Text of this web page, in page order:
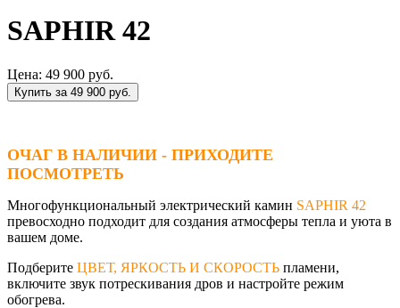
SAPHIR 42
Цена: 49 900 руб.
Купить за 49 900 руб.
ОЧАГ В НАЛИЧИИ - ПРИХОДИТЕ
ПОСМОТРЕТЬ
Многофункциональный электрический камин SAPHIR 42
превосходно подходит для создания атмосферы тепла и уюта в
вашем доме.
Подберите ЦВЕТ, ЯРКОСТЬ И СКОРОСТЬ пламени,
включите звук потрескивания дров и настройте режим
обогрева.